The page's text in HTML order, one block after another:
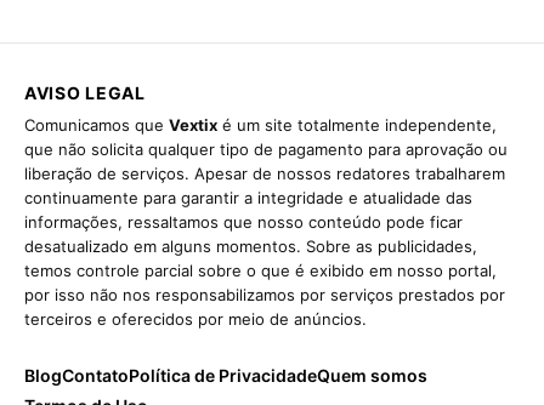
AVISO LEGAL
Comunicamos que Vextix é um site totalmente independente,
que não solicita qualquer tipo de pagamento para aprovação ou
liberação de serviços. Apesar de nossos redatores trabalharem
continuamente para garantir a integridade e atualidade das
informações, ressaltamos que nosso conteúdo pode ficar
desatualizado em alguns momentos. Sobre as publicidades,
temos controle parcial sobre o que é exibido em nosso portal,
por isso não nos responsabilizamos por serviços prestados por
terceiros e oferecidos por meio de anúncios.
BlogContatoPolítica de PrivacidadeQuem somos